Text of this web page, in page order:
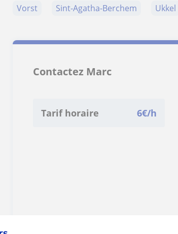
Vorst
Sint-Agatha-Berchem Ukkel
Contactez Marc
Tarif horaire 6€/h